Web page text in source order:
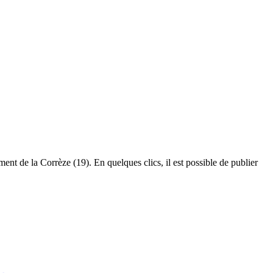
de la Corrèze (19). En quelques clics, il est possible de publier